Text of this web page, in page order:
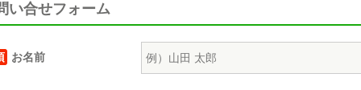
い合せフォーム
お名前